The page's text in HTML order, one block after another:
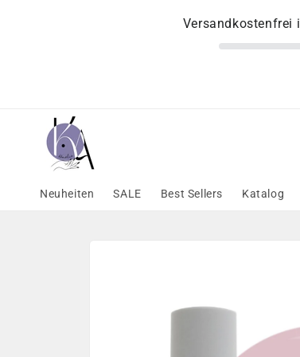
Neuheiten SALE Best Sellers Katalog